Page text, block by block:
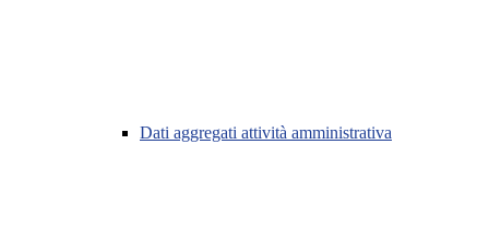
Dati aggregati attività amministrativa